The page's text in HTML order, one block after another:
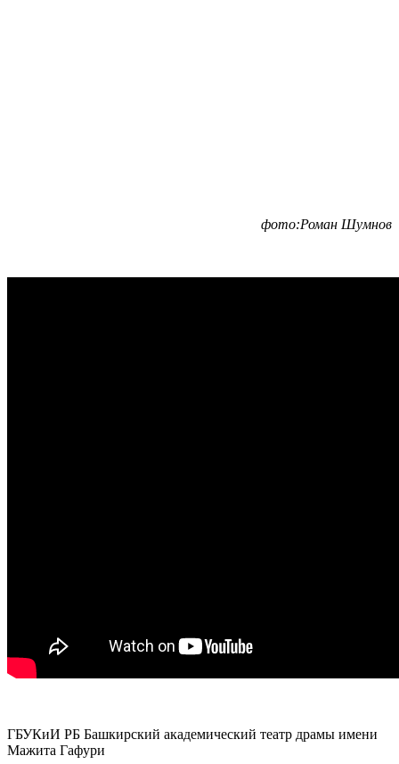
фото:Роман Шумнов
ГБУКиИ РБ Башкирский академический театр драмы имени
Мажита Гафури